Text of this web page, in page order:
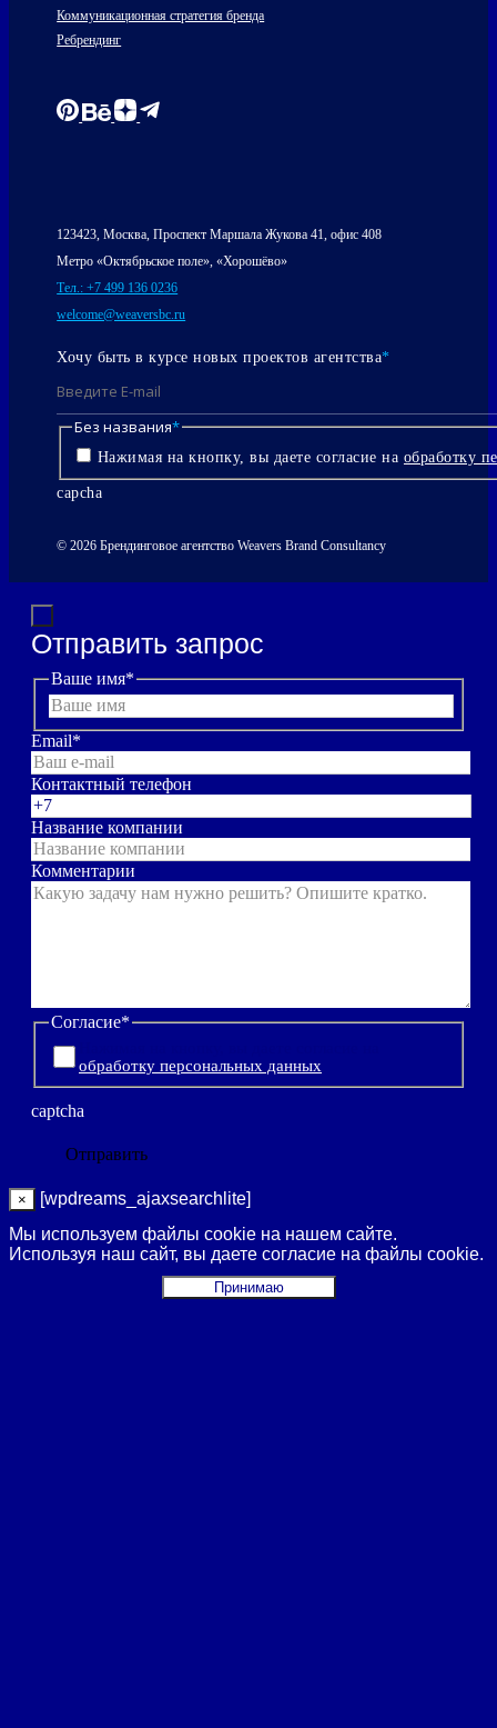
Коммуникационная стратегия бренда
Ребрендинг
123423, Москва, Проспект Маршала Жукова 41, офис 408
Метро «Октябрьское поле», «Хорошёво»
Тел.: +7 499 136 0236
welcome@weaversbc.ru
Хочу быть в курсе новых проектов агентства*
Без названия*
Нажимая на кнопку, вы даете согласие на обработку
capcha
© 2026 Брендинговое агентство Weavers Brand Consultancy
Отправить запрос
Ваше имя*
Email*
Контактный телефон
Название компании
Комментарии
Согласие*
обработку персональных данных
captcha
×
[wpdreams_ajaxsearchlite]
Мы используем файлы cookie на нашем сайте.
Используя наш сайт, вы даете согласие на файлы cookie.
Принимаю